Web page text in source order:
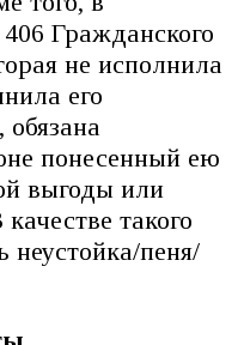
406 Гражданского
не исполнила
его
понесенный ею
выгоды или
такого
неустойка/пеня/